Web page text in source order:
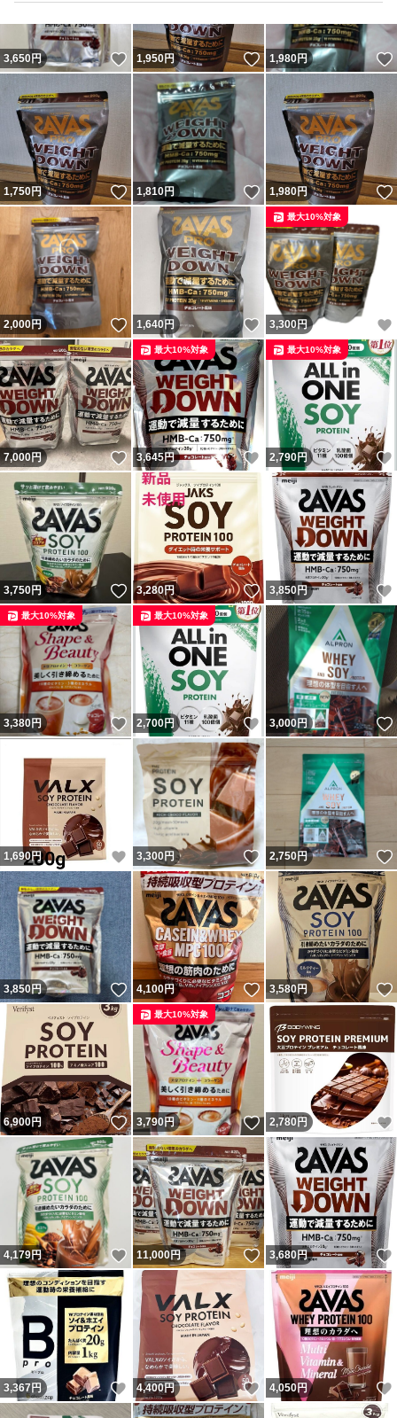
記す場合がございます。
※フリマサイト内規約遵守を心掛けて運用しております。
3,650円 いいね！
1,950円 いいね！
1,980円
1,750円 いいね！
1,810円 いいね！
1,980円
2,000円 いいね！
1,640円 いいね！
3,300円
最大10%対象
7,000円 いいね！
3,645円 いいね！
最大10%対象
2,790円
最大10%対象
3,750円 いいね！
3,280円 いいね！
3,850円
3,380円 いいね！
最大10%対象
2,700円 いいね！
最大10%対象
3,000円
1,690円 いいね！
3,300円 いいね！
2,750円
3,850円 いいね！
4,100円 いいね！
3,580円
6,900円 いいね！
3,790円 いいね！
最大10%対象
2,780 円
4,179円 いいね！
11,000円 いいね！
3,680円
3,367 円 いいね！
4,400円 いいね！
4,050円